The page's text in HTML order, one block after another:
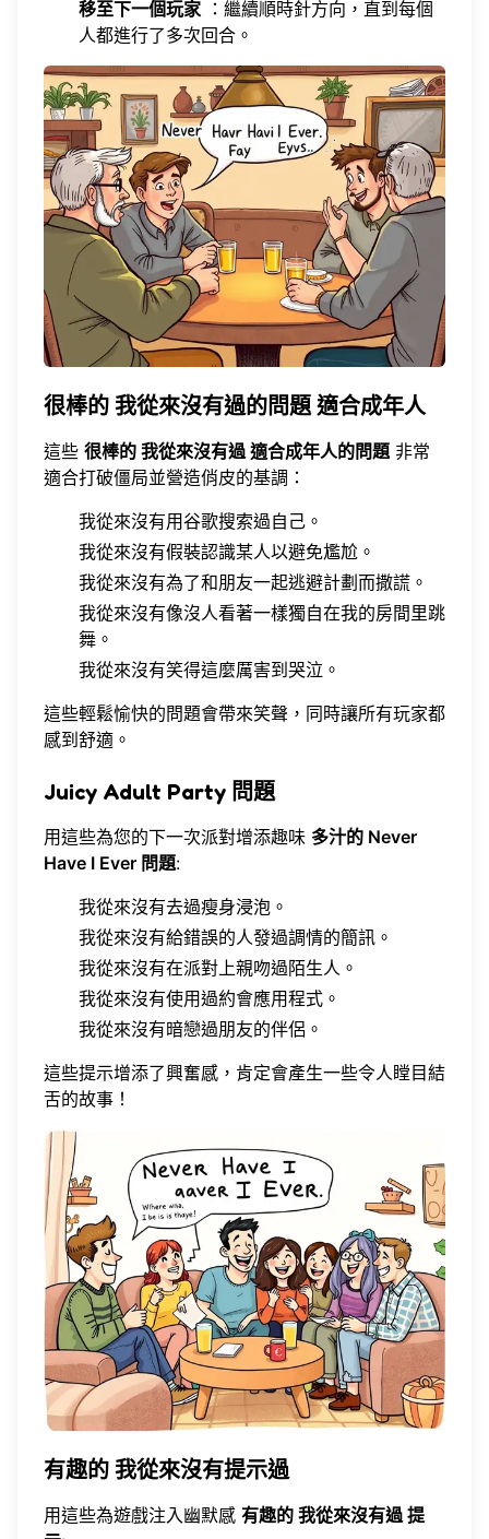
移至下一個玩家 ：繼續順時針方向，直到每個
人都進行了多次回合。
很棒的 我從來沒有過的問題 適合成年人
這些 很棒的 我從來沒有過 適合成年人的問題 非常
適合打破僵局並營造俏皮的基調：
我從來沒有用谷歌搜索過自己。
我從來沒有假裝認識某人以避免尷尬。
我從來沒有為了和朋友一起逃避計劃而撒謊。
我從來沒有像沒人看著一樣獨自在我的房間里跳
舞。
我從來沒有笑得這麼厲害到哭泣。
這些輕鬆愉快的問題會帶來笑聲，同時讓所有玩家都
感到舒適。
Juicy Adult Party 問題
用這些為您的下一次派對增添趣味 多汁的 Never
Have I Ever 問題:
我從來沒有去過瘦身浸泡。
我從來沒有給錯誤的人發過調情的簡訊。
我從來沒有在派對上親吻過陌生人。
我從來沒有使用過約會應用程式。
我從來沒有暗戀過朋友的伴侶。
這些提示增添了興奮感，肯定會產生一些令人瞠目結
舌的故事！
有趣的 我從來沒有提示過
用這些為遊戲注入幽默感 有趣的 我從來沒有過 提